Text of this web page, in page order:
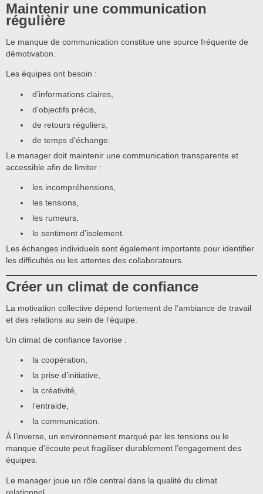
Maintenir une communication
régulière
Le manque de communication constitue une source fréquente de
démotivation.
Les équipes ont besoin :
d’informations claires,
d’objectifs précis,
de retours réguliers,
de temps d’échange.
Le manager doit maintenir une communication transparente et
accessible afin de limiter :
les incompréhensions,
les tensions,
les rumeurs,
le sentiment d’isolement.
Les échanges individuels sont également importants pour identifier
les difficultés ou les attentes des collaborateurs.
Créer un climat de confiance
La motivation collective dépend fortement de l’ambiance de travail
et des relations au sein de l’équipe.
Un climat de confiance favorise :
la coopération,
la prise d’initiative,
la créativité,
l’entraide,
la communication.
À l’inverse, un environnement marqué par les tensions ou le
manque d’écoute peut fragiliser durablement l’engagement des
équipes.
Le manager joue un rôle central dans la qualité du climat
relationnel.